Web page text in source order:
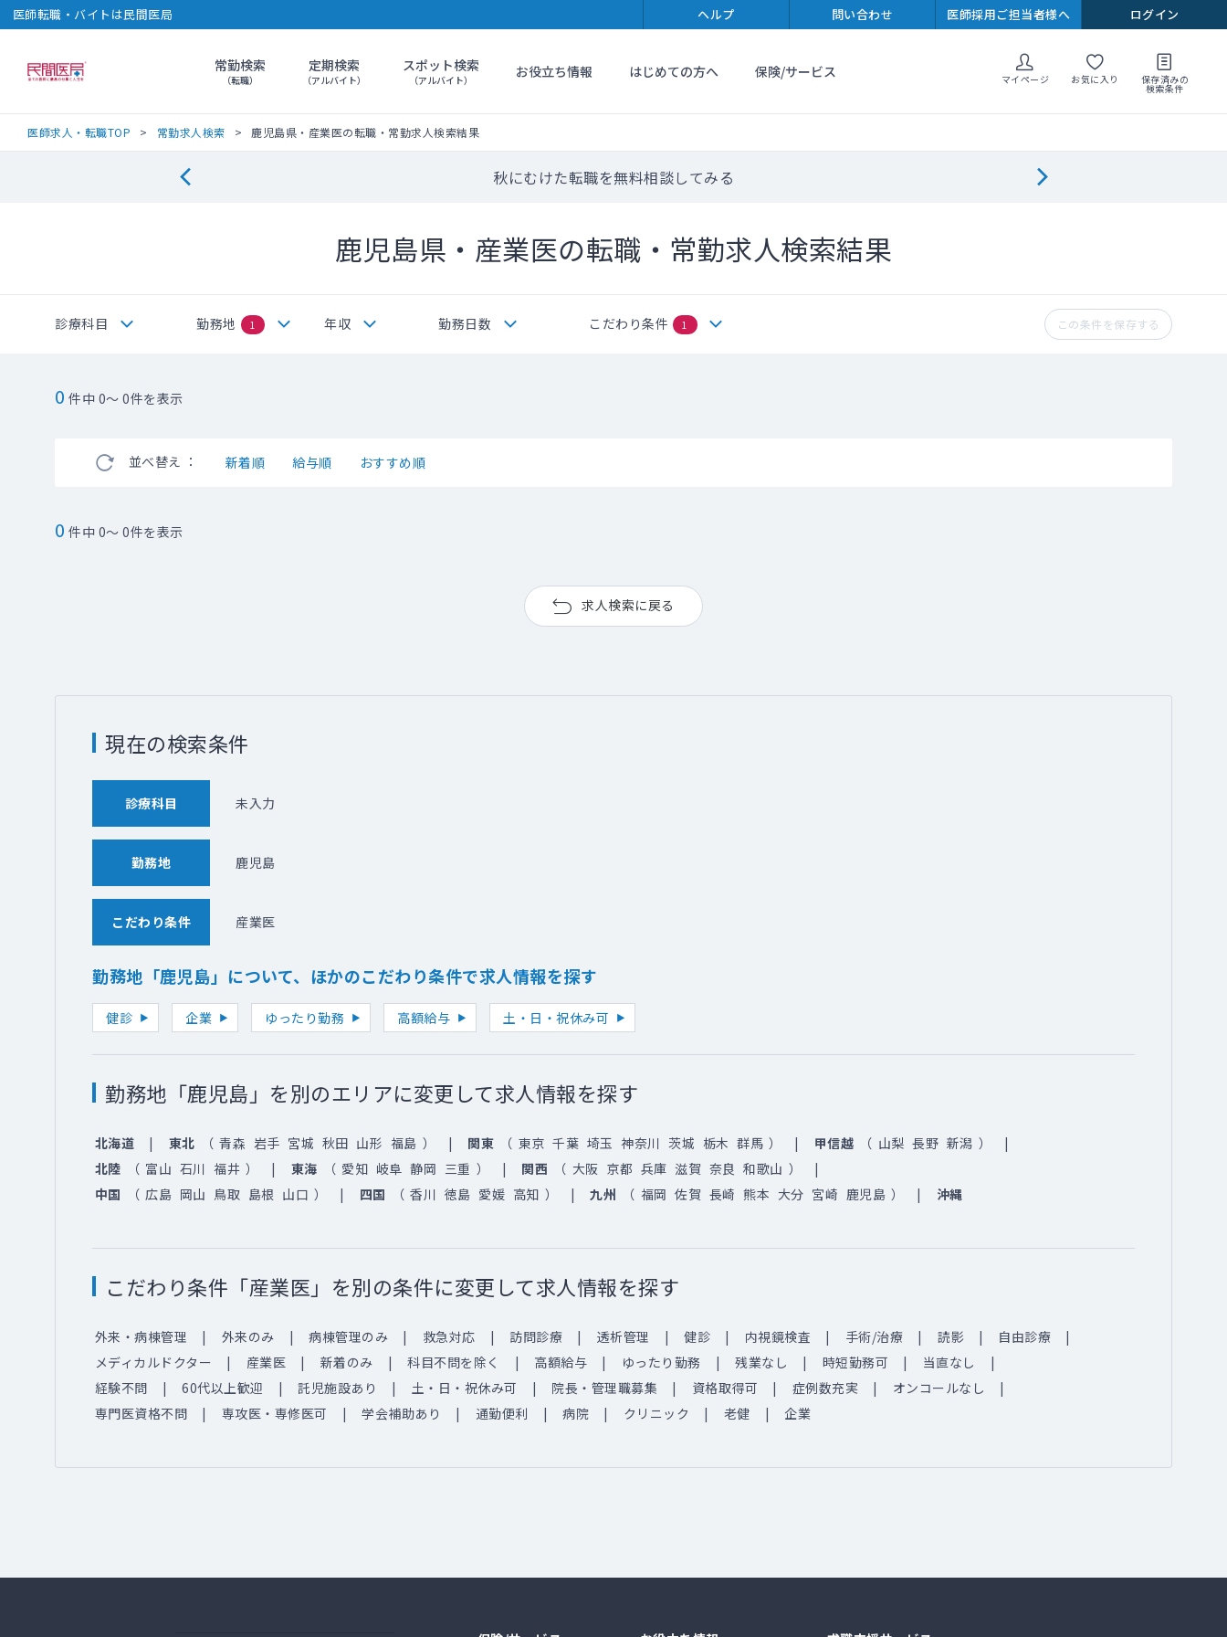
医師転職・バイトは民間医局 ヘルプ 問い合わせ 医師採用ご担当者様へ ログイン
民間医局常勤検索
（転職）
定期検索
（アルバイト）
スポット検索
（アルバイト） お役立ち情報 はじめての方へ 保険/サービス マイページ お気に入り 保存済みの
検索条件
医師求人・転職TOP 常勤求人検索 鹿児島県・産業医の転職・常勤求人検索結果
秋にむけた転職を無料相談してみる
鹿児島県・産業医の転職・常勤求人検索結果
診療科目 勤務地 1 年収 勤務日数 こだわり条件 1 この条件を保存する
0 件中 0～ 0件を表示
並べ替え ： 新着順 給与順 おすすめ順
0 件中 0～ 0件を表示
求人検索に戻る
現在の検索条件
診療科目 未入力
勤務地 鹿児島
こだわり条件 産業医
勤務地「鹿児島」について、ほかのこだわり条件で求人情報を探す
健診 企業 ゆったり勤務 高額給与 土・日・祝休み可
勤務地「鹿児島」を別のエリアに変更して求人情報を探す
北海道 東北 （ 青森 岩手 宮城 秋田 山形 福島 ） 関東 （ 東京 千葉 埼玉 神奈川 茨城 栃木 群馬 ） 甲信越 （ 山梨 長野 新潟 ）
北陸
（ 富山 石川 福井 ） 東海 （ 愛知 岐阜 静岡 三重 ） 関西 （ 大阪 京都 兵庫 滋賀 奈良 和歌山 ）
中国
（ 広島 岡山 鳥取 島根 山口 ） 四国 （ 香川 徳島 愛媛 高知 ） 九州 （ 福岡 佐賀 長崎 熊本 大分 宮崎 鹿児島 ） 沖縄
こだわり条件「産業医」を別の条件に変更して求人情報を探す
外来・病棟管理 外来のみ 病棟管理のみ 救急対応 訪問診療 透析管理 健診 内視鏡検査 手術/治療 読影
自由診療
メディカルドクター
産業医 新着のみ 科目不問を除く 高額給与 ゆったり勤務 残業なし 時短勤務可
当直なし
経験不問
60代以上歓迎 託児施設あり 土・日・祝休み可 院長・管理職募集 資格取得可 症例数充実
オンコールなし
専門医資格不問
専攻医・専修医可 学会補助あり 通勤便利 病院 クリニック 老健 企業